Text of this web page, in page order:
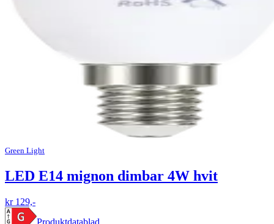
Green Light
LED E14 mignon dimbar 4W hvit
kr 129,-
Produktdatablad